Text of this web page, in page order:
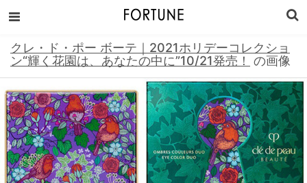
クレ・ド・ポー ボーテ｜2021ホリデーコレクショ
ン“輝く花園は、あなたの中に”10/21発売！
の画像